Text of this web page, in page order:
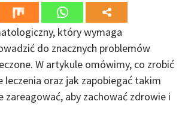
który wymaga
do znacznych problemów
W artykule omówimy, co zrobić
leczenia oraz jak zapobiegać takim
zareagować, aby zachować zdrowie i